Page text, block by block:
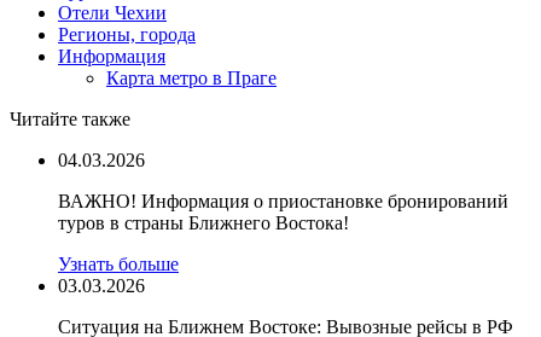
Отели Чехии
Регионы, города
Информация
Карта метро в Праге
Читайте также
04.03.2026
ВАЖНО! Информация о приостановке бронирований
туров в страны Ближнего Востока!
Узнать больше
03.03.2026
Ситуация на Ближнем Востоке: Вывозные рейсы в РФ